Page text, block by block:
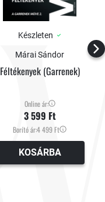
Készleten
Márai Sándor
Féltékenyek (Garrenek)
Online ár:
3 599 Ft
Borító ár:4 499 Ft
KOSÁRBA